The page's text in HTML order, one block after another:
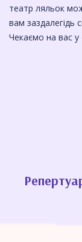
театр ляльок
вам заздалегідь
Чекаємо на вас у